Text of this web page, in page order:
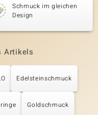
Schmuck im gleichen
Design
Artikels
Edelsteinschmuck
Goldschmuck